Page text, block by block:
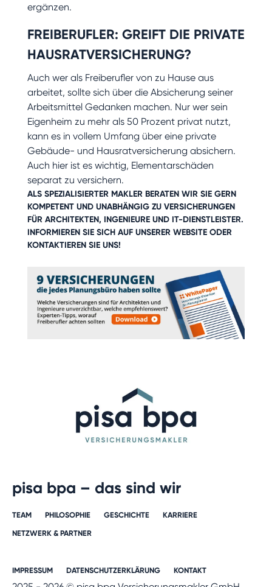
ergänzen.
FREIBERUFLER: GREIFT DIE PRIVATE
HAUSRATVERSICHERUNG?
Auch wer als Freiberufler von zu Hause aus
arbeitet, sollte sich über die Absicherung seiner
Arbeitsmittel Gedanken machen. Nur wer sein
Eigenheim zu mehr als 50 Prozent privat nutzt,
kann es in vollem Umfang über eine private
Gebäude- und Hausratversicherung absichern.
Auch hier ist es wichtig, Elementarschäden
separat zu versichern.
ALS SPEZIALISIERTER MAKLER BERATEN WIR SIE GERN
KOMPETENT UND UNABHÄNGIG ZU VERSICHERUNGEN
FÜR ARCHITEKTEN, INGENIEUREUND IT-DIENSTLEISTER.
INFORMIEREN SIE SICH AUF UNSERER WEBSITE ODER
KONTAKTIEREN SIE UNS!
pisa bpa – das sind wir
TEAM PHILOSOPHIE GESCHICHTE​
KARRIERE​
NETZWERK & PARTNER​
IMPRESSUM DATENSCHUTZERKLÄRUNG KONTAKT